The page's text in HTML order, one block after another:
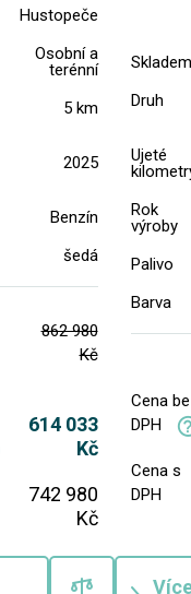
Hustopeče
Osobní a
terénní
5 km
2025
Benzín
šedá
862 980
Kč
614 033
Kč
742 980
Kč
Skladem
Druh
Ujeté
Rok
výroby
Palivo
Barva
Cena
DPH
Cena s
DPH